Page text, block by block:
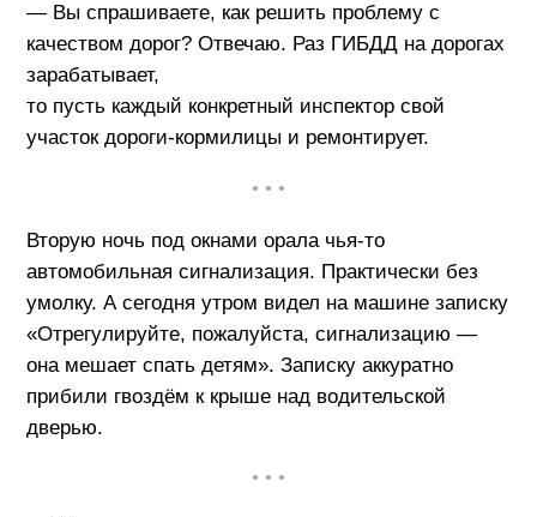
— Вы спрашиваете, как решить проблему с
качеством дорог? Отвечаю. Раз ГИБДД на дорогах
зарабатывает,
то пусть каждый конкретный инспектор свой
участок дороги-кормилицы и ремонтирует.
• • •
Вторую ночь под окнами орала чья-то
автомобильная сигнализация. Практически без
умолку. А сегодня утром видел на машине записку
«Отрегулируйте, пожалуйста, сигнализацию —
она мешает спать детям». Записку аккуратно
прибили гвоздём к крыше над водительской
дверью.
• • •